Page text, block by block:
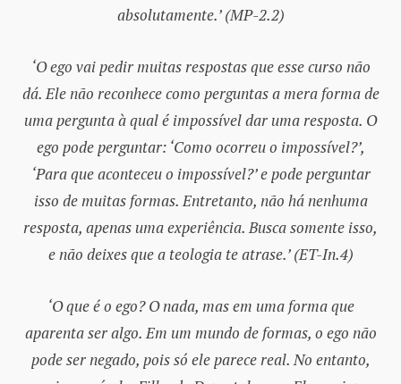
absolutamente.’ (MP-2.2)
‘O ego vai pedir muitas respostas que esse curso não
dá. Ele não reconhece como perguntas a mera forma de
uma pergunta à qual é impossível dar uma resposta. O
ego pode perguntar: ‘Como ocorreu o impossível?’,
‘Para que aconteceu o impossível?’ e pode perguntar
isso de muitas formas. Entretanto, não há nenhuma
resposta, apenas uma experiência. Busca somente isso,
e não deixes que a teologia te atrase.’ (ET-In.4)
‘O que é o ego? O nada, mas em uma forma que
aparenta ser algo. Em um mundo de formas, o ego não
pode ser negado, pois só ele parece real. No entanto,